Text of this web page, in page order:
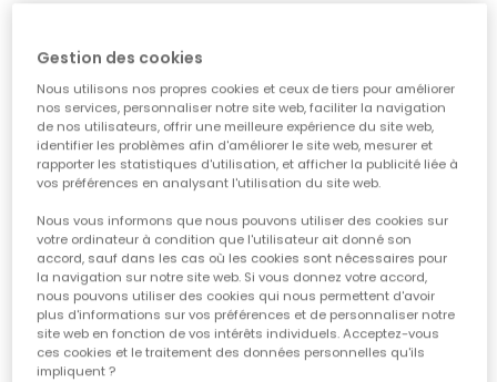
Gestion des cookies
Nous utilisons nos propres cookies et ceux de tiers pour améliorer
nos services, personnaliser notre site web, faciliter la navigation
de nos utilisateurs, offrir une meilleure expérience du site web,
identifier les problèmes afin d'améliorer le site web, mesurer et
rapporter les statistiques d'utilisation, et afficher la publicité liée à
vos préférences en analysant l'utilisation du site web.
Nous vous informons que nous pouvons utiliser des cookies sur
votre ordinateur à condition que l'utilisateur ait donné son
accord, sauf dans les cas où les cookies sont nécessaires pour
la navigation sur notre site web. Si vous donnez votre accord,
nous pouvons utiliser des cookies qui nous permettent d'avoir
plus d'informations sur vos préférences et de personnaliser notre
site web en fonction de vos intérêts individuels. Acceptez-vous
ces cookies et le traitement des données personnelles qu'ils
impliquent ?